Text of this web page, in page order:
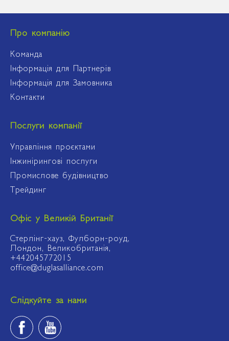
Про компанію
Команда
Інформація для Партнерів
Інформація для Замовника
Контакти
Послуги компанії
Управління проєктами
Інжинірингові послуги
Промислове будівництво
Трейдинг
Офіс у Великій Британії
Стерлінг-хауз, Фулборн-роуд,
Лондон, Великобританія,
+442045772015
office@duglasalliance.com
Слідкуйте за нами